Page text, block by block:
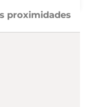
proximidades